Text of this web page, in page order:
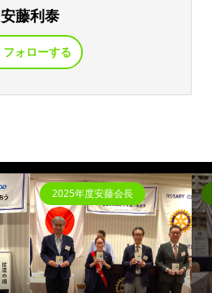
安藤利泰
フォローする
2025年度安藤会長